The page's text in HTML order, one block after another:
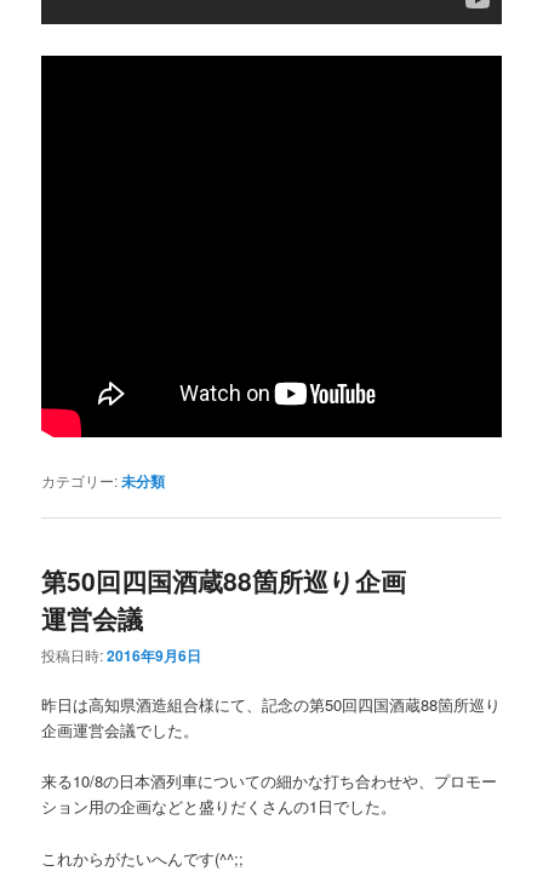
カテゴリー:未分類
第50回四国酒蔵88箇所巡り企画
運営会議
投稿日時:2016年9月6日
昨日は高知県酒造組合様にて、記念の第50回四国酒蔵88箇所巡り
企画運営会議でした。
来る10/8の日本酒列車についての細かな打ち合わせや、プロモー
ション用の企画などと盛りだくさんの1日でした。
これからがたいへんです(^^;;